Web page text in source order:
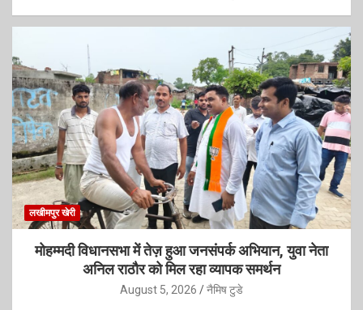
लखीमपुर खेरी
मोहम्मदी विधानसभा में तेज़ हुआ जनसंपर्क अभियान, युवा नेता
अनिल राठौर को मिल रहा व्यापक समर्थन
August 5, 2026 नैमिष टुडे